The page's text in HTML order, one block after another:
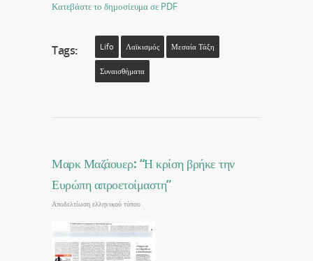
Κατεβάστε το δημοσίευμα σε PDF
Tags: Lifo Λαϊκισμός Μεσαία Τάξη
Συναισθήματα
Μαρκ Μαζάουερ: “Η κρίση βρήκε την
Ευρώπη απροετοίμαστη”
Αποδελτίωση ελληνικού τύπου